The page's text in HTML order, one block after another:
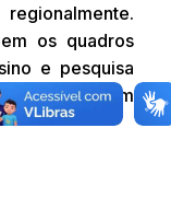
os quadros
e pesquisa
presentes em